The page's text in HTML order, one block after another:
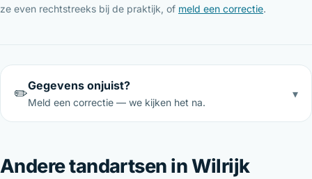
ze even rechtstreeks bij de praktijk, of meld een correctie.
✏️Gegevens onjuist?
Meld een correctie — we kijken het na.
▾
Andere tandartsen in Wilrijk